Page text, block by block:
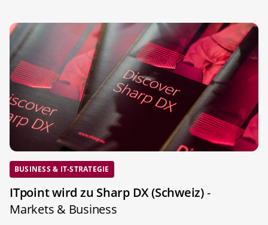
BUSINESS & IT-STRATEGIE
ITpoint wird zu Sharp DX (Schweiz)-
Markets & Business